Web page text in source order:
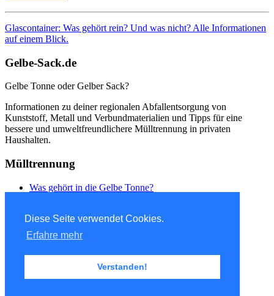
Diese Seite verwendet Cookies.
Erfahre mehr
Verstanden!
Glascontainer: Was gehört rein? Und was nicht? Alle Informationen
auf einem Blick.
Gelbe-Sack.de
Gelbe Tonne oder Gelber Sack?
Informationen zu deiner regionalen Abfallentsorgung von
Kunststoff, Metall und Verbundmaterialien und Tipps für eine
bessere und umweltfreundlichere Mülltrennung in privaten
Haushalten.
Mülltrennung
Was gehört in die Gelbe Tonne?
Mülltrennung
Downloadbereich
Impressum